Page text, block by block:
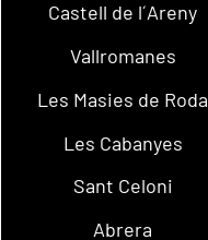
Castell de l´Areny
Vallromanes
Les Masies de Roda
Les Cabanyes
Sant Celoni
Abrera